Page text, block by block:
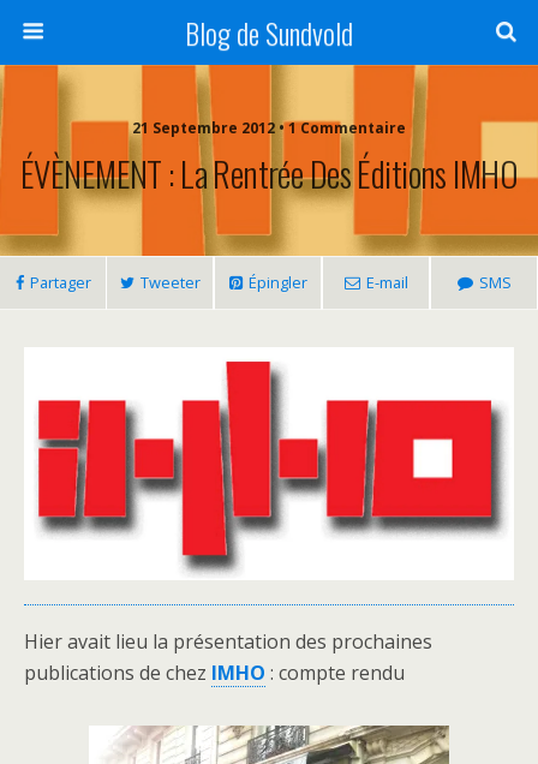
Blog de Sundvold
21 Septembre 2012 • 1 Commentaire
ÉVÈNEMENT : La Rentrée Des Éditions IMHO
Partager Tweeter Épingler E-mail SMS
Hier avait lieu la présentation des prochaines
publications de chez IMHO : compte rendu